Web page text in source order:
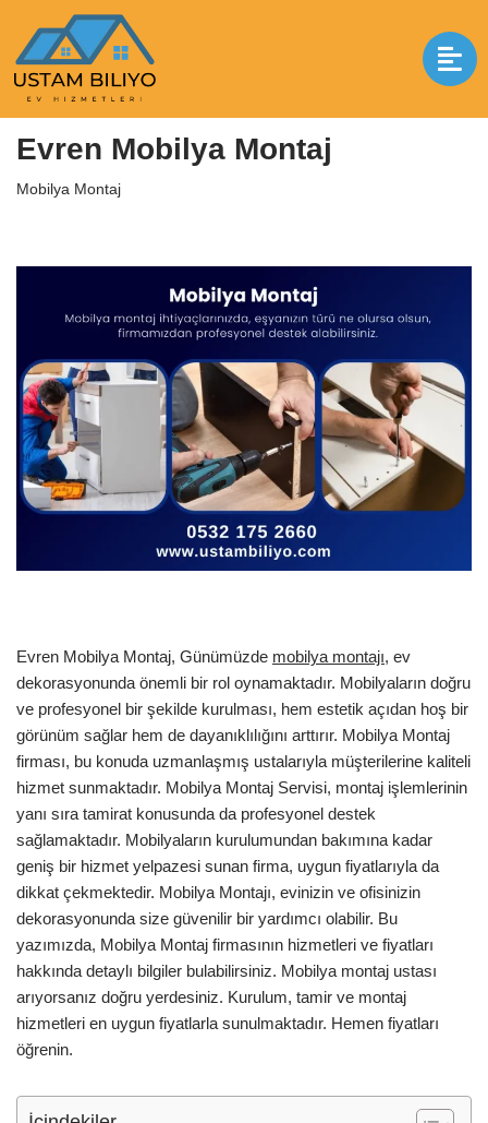
İçeriğe
geç
Anasayfa|Mobilya Montaj
Evren Mobilya Montaj
Mobilya Montaj
Evren Mobilya Montaj, Günümüzde mobilya montajı, ev
dekorasyonunda önemli bir rol oynamaktadır. Mobilyaların doğru
ve profesyonel bir şekilde kurulması, hem estetik açıdan hoş bir
görünüm sağlar hem de dayanıklılığını arttırır. Mobilya Montaj
firması, bu konuda uzmanlaşmış ustalarıyla müşterilerine kaliteli
hizmet sunmaktadır. Mobilya Montaj Servisi, montaj işlemlerinin
yanı sıra tamirat konusunda da profesyonel destek
sağlamaktadır. Mobilyaların kurulumundan bakımına kadar
geniş bir hizmet yelpazesi sunan firma, uygun fiyatlarıyla da
dikkat çekmektedir. Mobilya Montajı, evinizin ve ofisinizin
dekorasyonunda size güvenilir bir yardımcı olabilir. Bu
yazımızda, Mobilya Montaj firmasının hizmetleri ve fiyatları
hakkında detaylı bilgiler bulabilirsiniz. Mobilya montaj ustası
arıyorsanız doğru yerdesiniz. Kurulum, tamir ve montaj
hizmetleri en uygun fiyatlarla sunulmaktadır. Hemen fiyatları
öğrenin.